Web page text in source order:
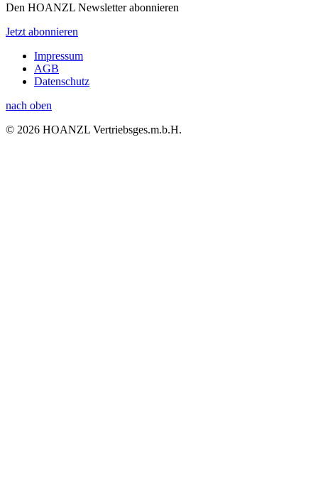
Den HOANZL Newsletter abonnieren
Jetzt abonnieren
Impressum
AGB
Datenschutz
nach oben
© 2026 HOANZL Vertriebsges.m.b.H.